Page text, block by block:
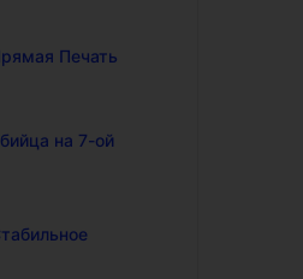
Печать
на 7-ой